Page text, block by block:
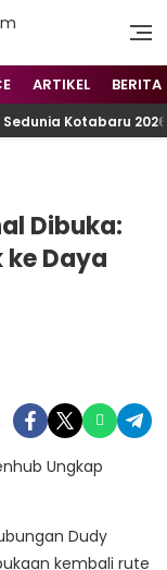
ARTIKEL BERITA
Kotabaru
Dibuka:
ke Daya
Dudy
kembali rute